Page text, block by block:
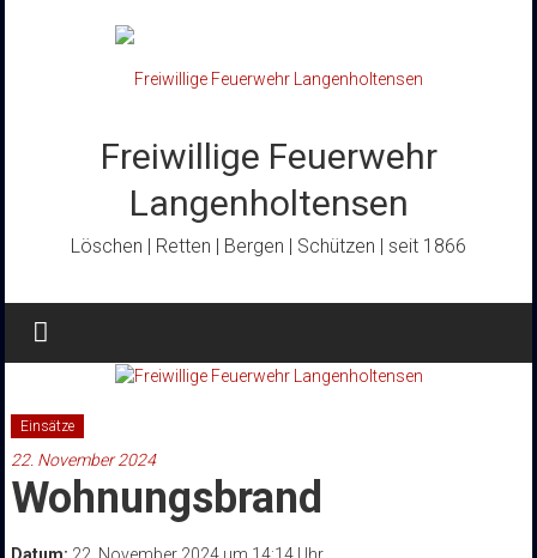
Freiwillige Feuerwehr
Langenholtensen
Löschen | Retten | Bergen | Schützen | seit 1866
Einsätze
22. November 2024
Wohnungsbrand